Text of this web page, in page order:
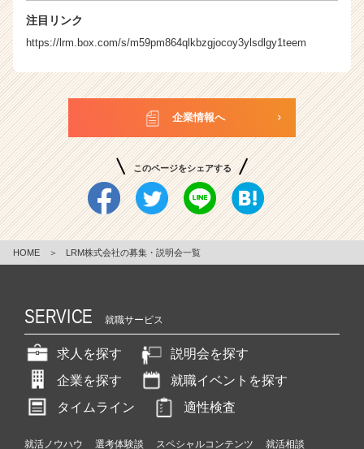
注目リンク
https://lrm.box.com/s/m59pm864qlkbzgjocoy3ylsdlgy1teem
企業情報へ
このページをシェアする
HOME ＞ LRM株式会社の募集・説明会一覧
SERVICE 就職サービス
求人を探す
説明会を探す
企業を探す
就職イベントを探す
タイムライン
適性検査
就活ノウハウ 選考体験談 スペシャルコンテンツ
就活相談